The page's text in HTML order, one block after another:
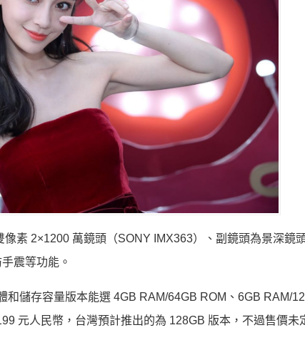
素 2×1200 萬鏡頭（SONY IMX363）、副鏡頭為景深鏡
震等功能。
儲存容量版本能選 4GB RAM/64GB ROM、6GB RAM/
元人民幣，台灣預計推出的為 128GB 版本，不過售價未